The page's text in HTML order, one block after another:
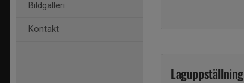
Bildgalleri
Kontakt
Laguppställning